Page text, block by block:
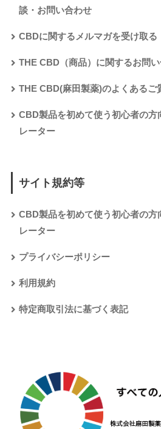
談・お問い合わせ
CBDに関するメルマガを受け取る
THE CBD（商品）に関するお問
THE CBD(麻田製薬)のよくあるご
CBD製品を初めて使う初心者の方
レーター
サイト規約等
CBD製品を初めて使う初心者の方
レーター
プライバシーポリシー
利用規約
特定商取引法に基づく表記